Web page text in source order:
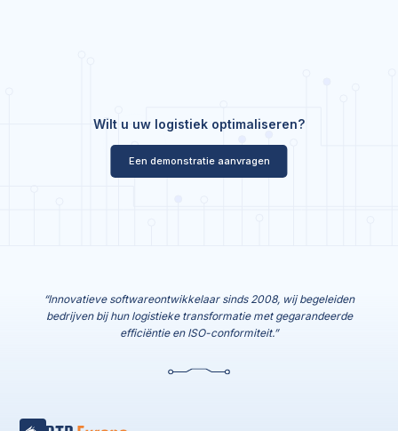
Wilt u uw logistiek optimaliseren?
Een demonstratie aanvragen
“Innovatieve softwareontwikkelaar sinds 2008, wij begeleiden
bedrijven bij hun logistieke transformatie met gegarandeerde
efficiëntie en ISO-conformiteit.”